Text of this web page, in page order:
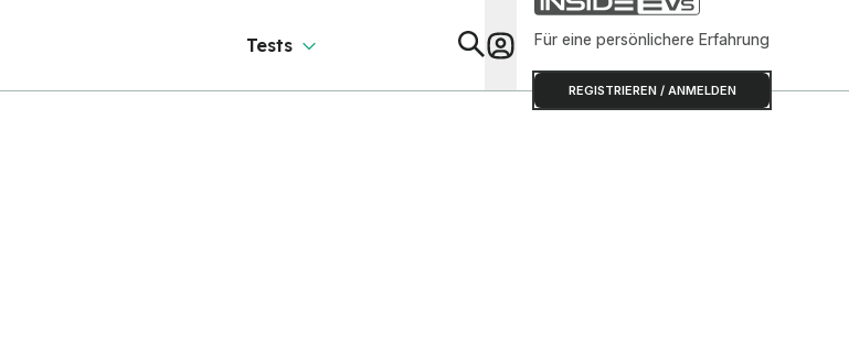
Tests Für eine persönlichere Erfahrung
REGISTRIEREN / ANMELDEN